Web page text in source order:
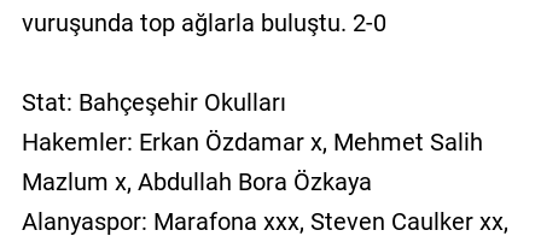
vuruşunda top ağlarla buluştu. 2-0
Stat: Bahçeşehir Okulları
Hakemler: Erkan Özdamar x, Mehmet Salih
Mazlum x, Abdullah Bora Özkaya
Alanyaspor: Marafona xxx, Steven Caulker xx,